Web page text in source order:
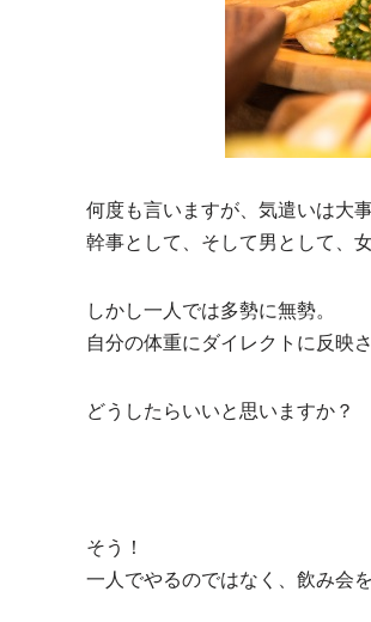
何度も言いますが、気遣いは大事
幹事として、そして男として、
しかし一人では多勢に無勢。
自分の体重にダイレクトに反映
どうしたらいいと思いますか？
そう！
一人でやるのではなく、飲み会